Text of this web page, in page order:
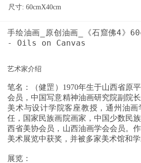
尺寸: 60cmX40cm
手绘油画_原创油画_《石窟佛4》
笔名：（健罡）1970年生于山西省原
会员，中国写意精神油画研究院副院
美术与设计学院客座教授，通州油
任，国家民族画院画家，中国少数民
西省美协会员，山西油画学会会员。
美术展览中获奖，并被多家美术馆和学
展览：